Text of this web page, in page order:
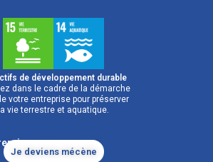
de développement durable
dans le cadre de la démarche
votre entreprise pour préserver
la vie terrestre et aquatique.
Je deviens mécène